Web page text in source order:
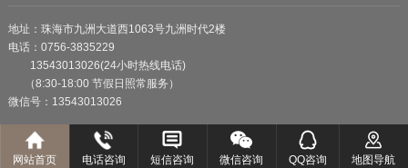
地址：珠海市九洲大道西1063号九洲时代2楼
电话：0756-3835229
13543013026(24小时热线电话)
（8:30-18:00 节假日照常服务）
微信号：13543013026
网站首页 电话咨询 短信咨询 微信咨询 QQ咨询 地图导航